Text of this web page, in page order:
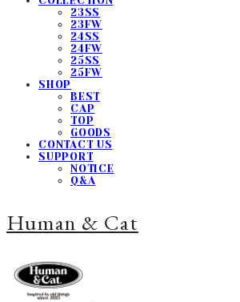
23SS
23FW
24SS
24FW
25SS
25FW
SHOP
BEST
CAP
TOP
GOODS
CONTACT US
SUPPORT
NOTICE
Q&A
Human & Cat